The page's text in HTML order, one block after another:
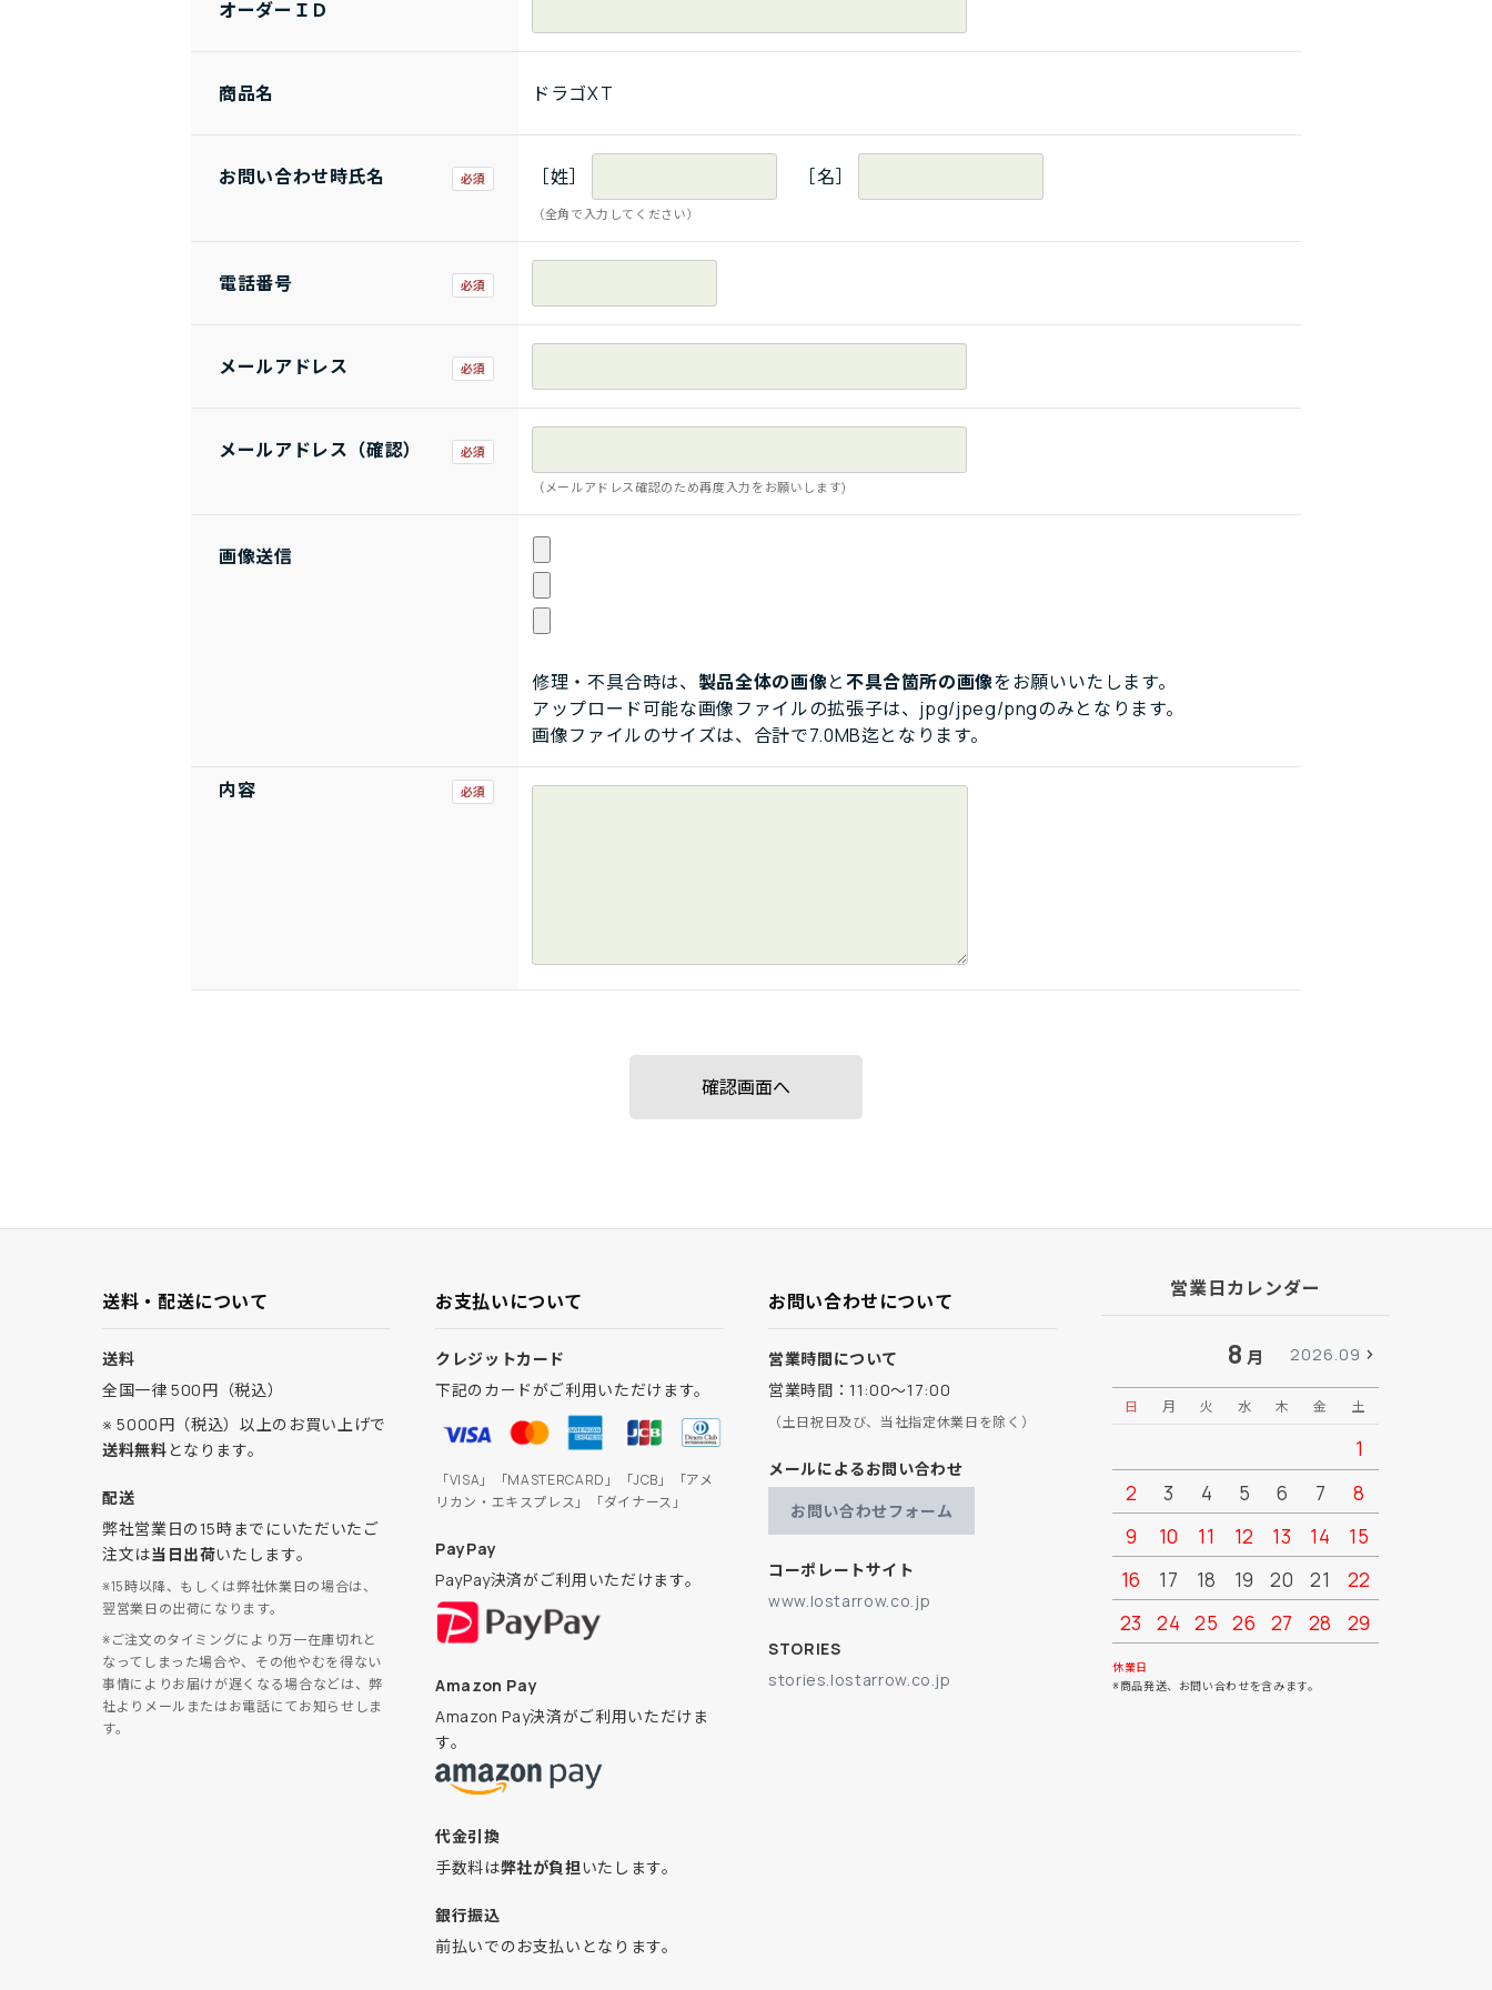
オーダーＩＤ
商品名 ドラゴXT
お問い合わせ時氏名 ［姓］ ［名］
（全角で入力してください）
電話番号
メールアドレス
メールアドレス（確認）
（メールアドレス確認のため再度入力をお願いします)
画像送信
修理・不具合時は、 製品全体の画像と不具合箇所の画像をお願いいたします。
アップロード可能な画像ファイルの拡張子は、jpg/jpeg/pngのみとなります。
画像ファイルのサイズは、合計で7.0MB迄となります。
内容
送料・配送について
送料
全国一律 500円（税込）
※ 5000円（税込）以上のお買い上げで
送料無料となります。
配送
弊社営業日の15時までにいただいたご
注文は当日出荷いたします。
※15時以降、もしくは弊社休業日の場合は、
翌営業日の出荷になります。
※ご注文のタイミングにより万一在庫切れと
なってしまった場合や、その他やむを得ない
事情によりお届けが遅くなる場合などは、弊
社よりメールまたはお電話にてお知らせしま
す。
お支払いについて
クレジットカード
下記のカードがご利用いただけます。
「VISA」「MASTERCARD」「JCB」「アメ
リカン・エキスプレス」「ダイナース」
PayPay
PayPay決済がご利用いただけます。
Amazon Pay
Amazon Pay決済がご利用いただけま
す。
代金引換
手数料は弊社が負担いたします。
銀行振込
前払いでのお支払いとなります。
お問い合わせについて
営業時間について
営業時間：11:00～17:00
（土日祝日及び、当社指定休業日を除く）
メールによるお問い合わせ
お問い合わせフォーム
コーポレートサイト
www.lostarrow.co.jp
STORIES
stories.lostarrow.co.jp
営業日カレンダー
8 月 2026.09
日 月 火 水 木 金 土
1
2
3 4 5 6 7
8
9
10 11 12 13 14
15
16
17 18 19 20 21
22
23
24 25 26 27 28
29
30
休業日
※商品発送、お問い合わせを含みます。